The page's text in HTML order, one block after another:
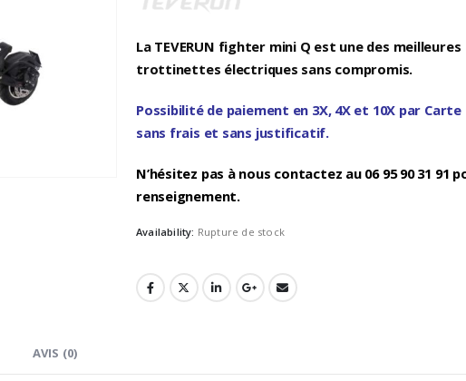
La TEVERUN fighter mini Q est une des meilleures
trottinettes électriques sans compromis.
Possibilité de paiement en 3X, 4X et 10X par Carte
sans frais et sans justificatif.
N’hésitez pas à nous contactez au 06 95 90 31 91
renseignement.
Availability: Rupture de stock
AVIS (0)